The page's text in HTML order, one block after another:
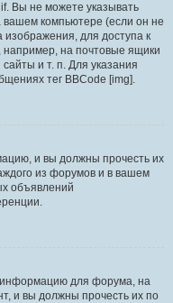
Вы не можете указывать
компьютере (если он не
для доступа к
например, на почтовые ящики
и т. п. Для указания
тег BBCode [img].
и вы должны прочесть их
из форумов и в вашем
объявлений
для форума, на
и вы должны прочесть их по